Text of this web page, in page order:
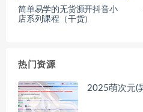
简单易学的无货源开抖音小
店系列课程（干货）
热门资源
2025萌次元(